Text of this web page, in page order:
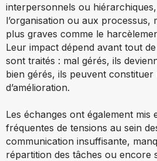
interpersonnels ou
l’organisation ou aux processus,
plus graves comme le
Leur impact dépend avant tout
sont traités : mal gérés, ils
bien gérés, ils peuvent
d’amélioration.
Les échanges ont également mis
fréquentes de tensions au sein
communication insuffisante,
répartition des tâches ou encore